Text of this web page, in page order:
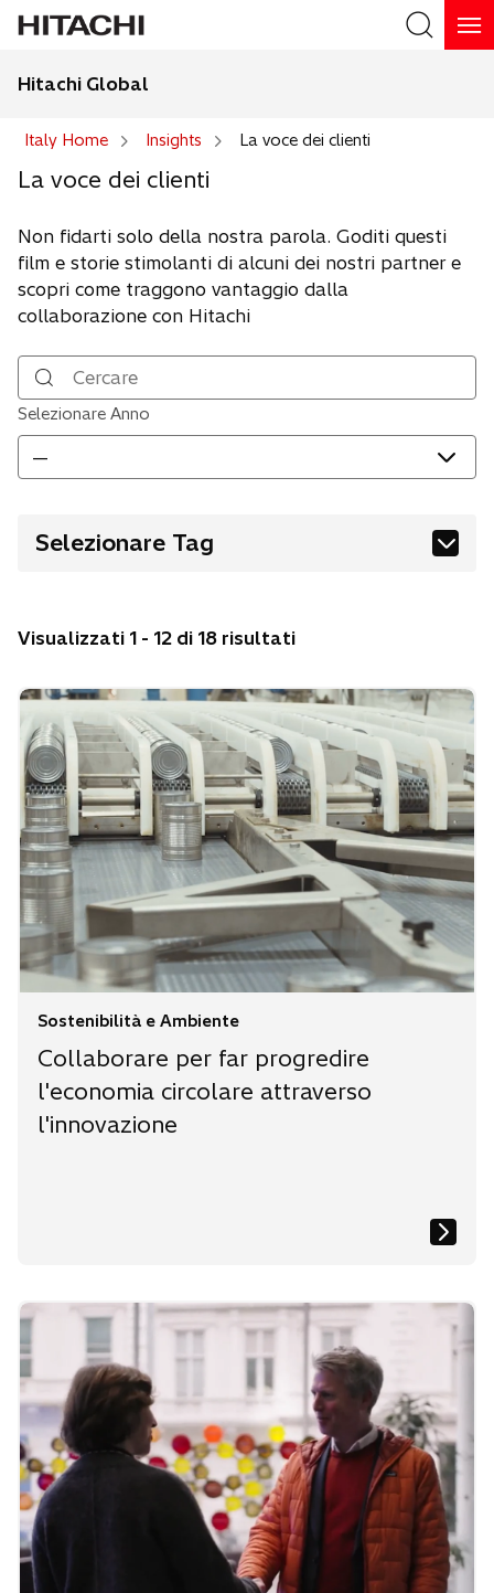
Hitachi Global
Italy Home Insights La voce dei clienti
La voce dei clienti
Non fidarti solo della nostra parola. Goditi questi
film e storie stimolanti di alcuni dei nostri partner e
scopri come traggono vantaggio dalla
collaborazione con Hitachi
Cercare
Selezionare Anno
—
Selezionare Tag
Visualizzati 1 - 12 di 18 risultati
Sostenibilità e Ambiente
Collaborare per far progredire
l'economia circolare attraverso
l'innovazione